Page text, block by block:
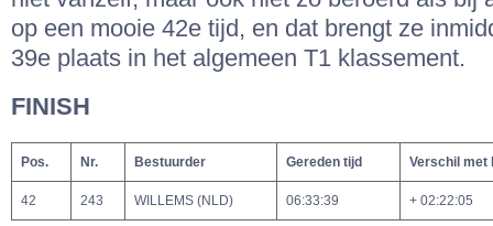
op een mooie 42e tijd, en dat brengt ze
39e plaats in het algemeen T1 klassement.
FINISH
Pos. Nr. Bestuurder Gereden tijd Verschil met
42 243 WILLEMS (NLD) 06:33:39 + 02:22:05